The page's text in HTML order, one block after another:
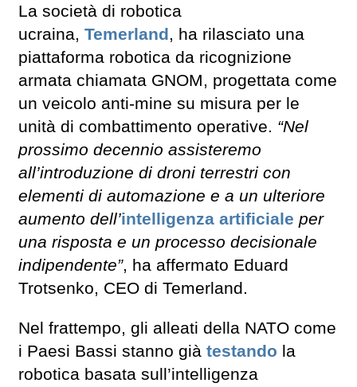
La società di robotica
ucraina, Temerland, ha rilasciato una
piattaforma robotica da ricognizione
armata chiamata GNOM, progettata come
un veicolo anti-mine su misura per le
unità di combattimento operative. “Nel
prossimo decennio assisteremo
all’introduzione di droni terrestri con
elementi di automazione e a un ulteriore
aumento dell’intelligenza artificiale per
una risposta e un processo decisionale
indipendente”, ha affermato Eduard
Trotsenko, CEO di Temerland.
Nel frattempo, gli alleati della NATO come
i Paesi Bassi stanno già testando la
robotica basata sull’intelligenza